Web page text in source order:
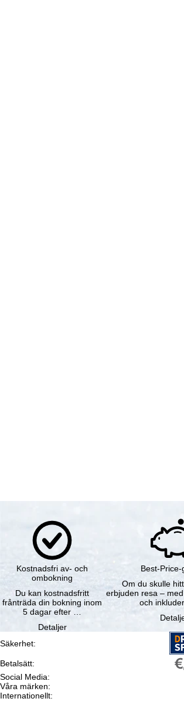
Kostnadsfri av- och
ombokning
Du kan kostnadsfritt
frånträda din bokning inom
5 dagar efter …
Detaljer
Best-
Om du skulle
erbjuden resa –
och
Säkerhet:
Betalsätt:
Social Media:
Våra märken:
Internationellt: